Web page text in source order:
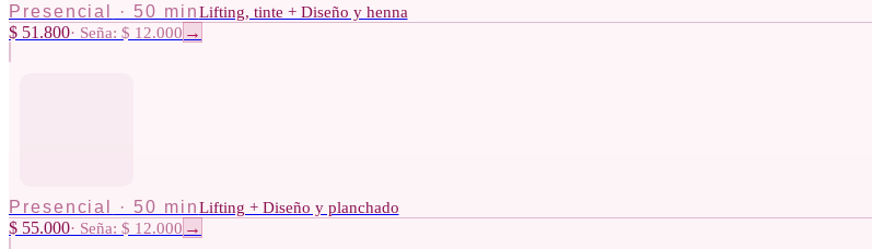
Presencial · 50 minLifting, tinte + Diseño y henna
$ 51.800· Seña: $ 12.000 →
Presencial · 50 minLifting + Diseño y planchado
$ 55.000· Seña: $ 12.000 →